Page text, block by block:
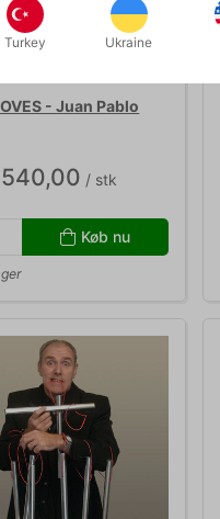
- Juan Pablo
/ stk
Køb nu
Turkey Ukraine